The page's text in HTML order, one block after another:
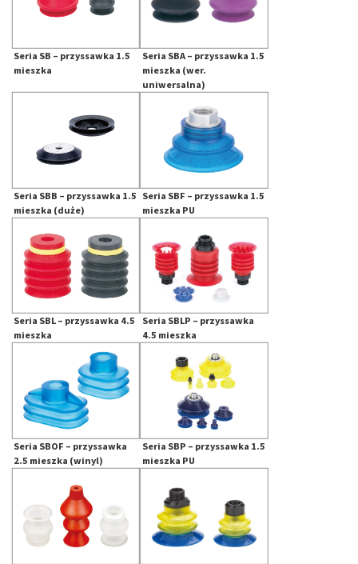
Seria SB – przyssawka 1.5
mieszka
Seria SBA – przyssawka 1.5
mieszka (wer.
uniwersalna)
Seria SBB – przyssawka 1.5
mieszka (duże)
Seria SBF – przyssawka 1.5
mieszka PU
Seria SBL – przyssawka 4.5
mieszka
Seria SBLP – przyssawka
4.5 mieszka
Seria SBOF – przyssawka
2.5 mieszka (winyl)
Seria SBP – przyssawka 1.5
mieszka PU